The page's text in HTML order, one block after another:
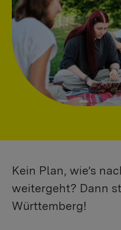
Kein Plan, wie’s
weitergeht? Dann
Württemberg!